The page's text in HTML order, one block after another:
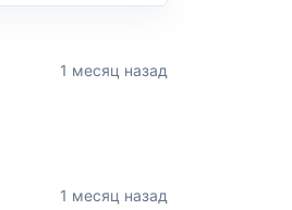
1 месяц назад
1 месяц назад